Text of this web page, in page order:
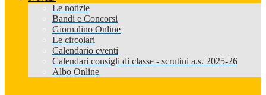
Le notizie
Bandi e Concorsi
Giornalino Online
Le circolari
Calendario eventi
Calendari consigli di classe - scrutini a.s. 2025-26
Albo Online